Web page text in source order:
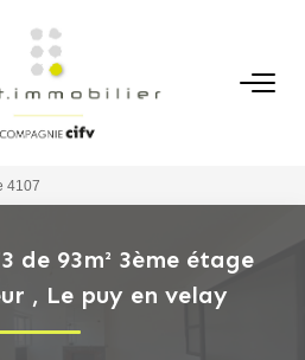
ACHETER
Maisons
Professionnels
Parkings
4107
de 93m² 3ème étage
, Le puy en velay